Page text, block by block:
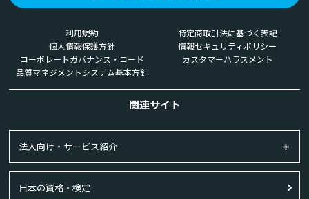
利用規約
特定商取引法に基づく表記
個人情報保護方針
情報セキュリティポリシー
コーポレートガバナンス・コード
カスタマーハラスメント
品質マネジメントシステム基本方針
関連サイト
法人向け・サービス紹介
日本の資格・検定